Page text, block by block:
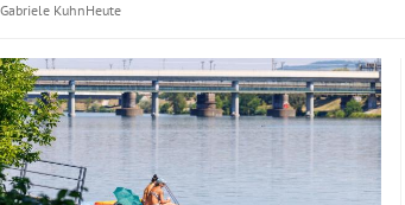
Gabriele KuhnHeute